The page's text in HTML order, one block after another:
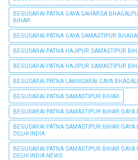
BEGUSARAI PATNA GAYA SAHARSA
BIHAR
BEGUSARAI PATNA GAYA SAMASTIPUR
BEGUSARAI PATNA HAJIPUR SAMASTIPUR
BEGUSARAI PATNA HAJIPUR SAMASTIPUR
BEGUSARAI PATNA LAKHISARAI GAYA
BEGUSARAI PATNA SAMASTIPUR BIHAR
BEGUSARAI PATNA SAMASTIPUR BIHAR GAYA
BEGUSARAI PATNA SAMASTIPUR BIHAR
DELHI INDIA
BEGUSARAI PATNA SAMASTIPUR BIHAR
DELHI INDIA NEWS